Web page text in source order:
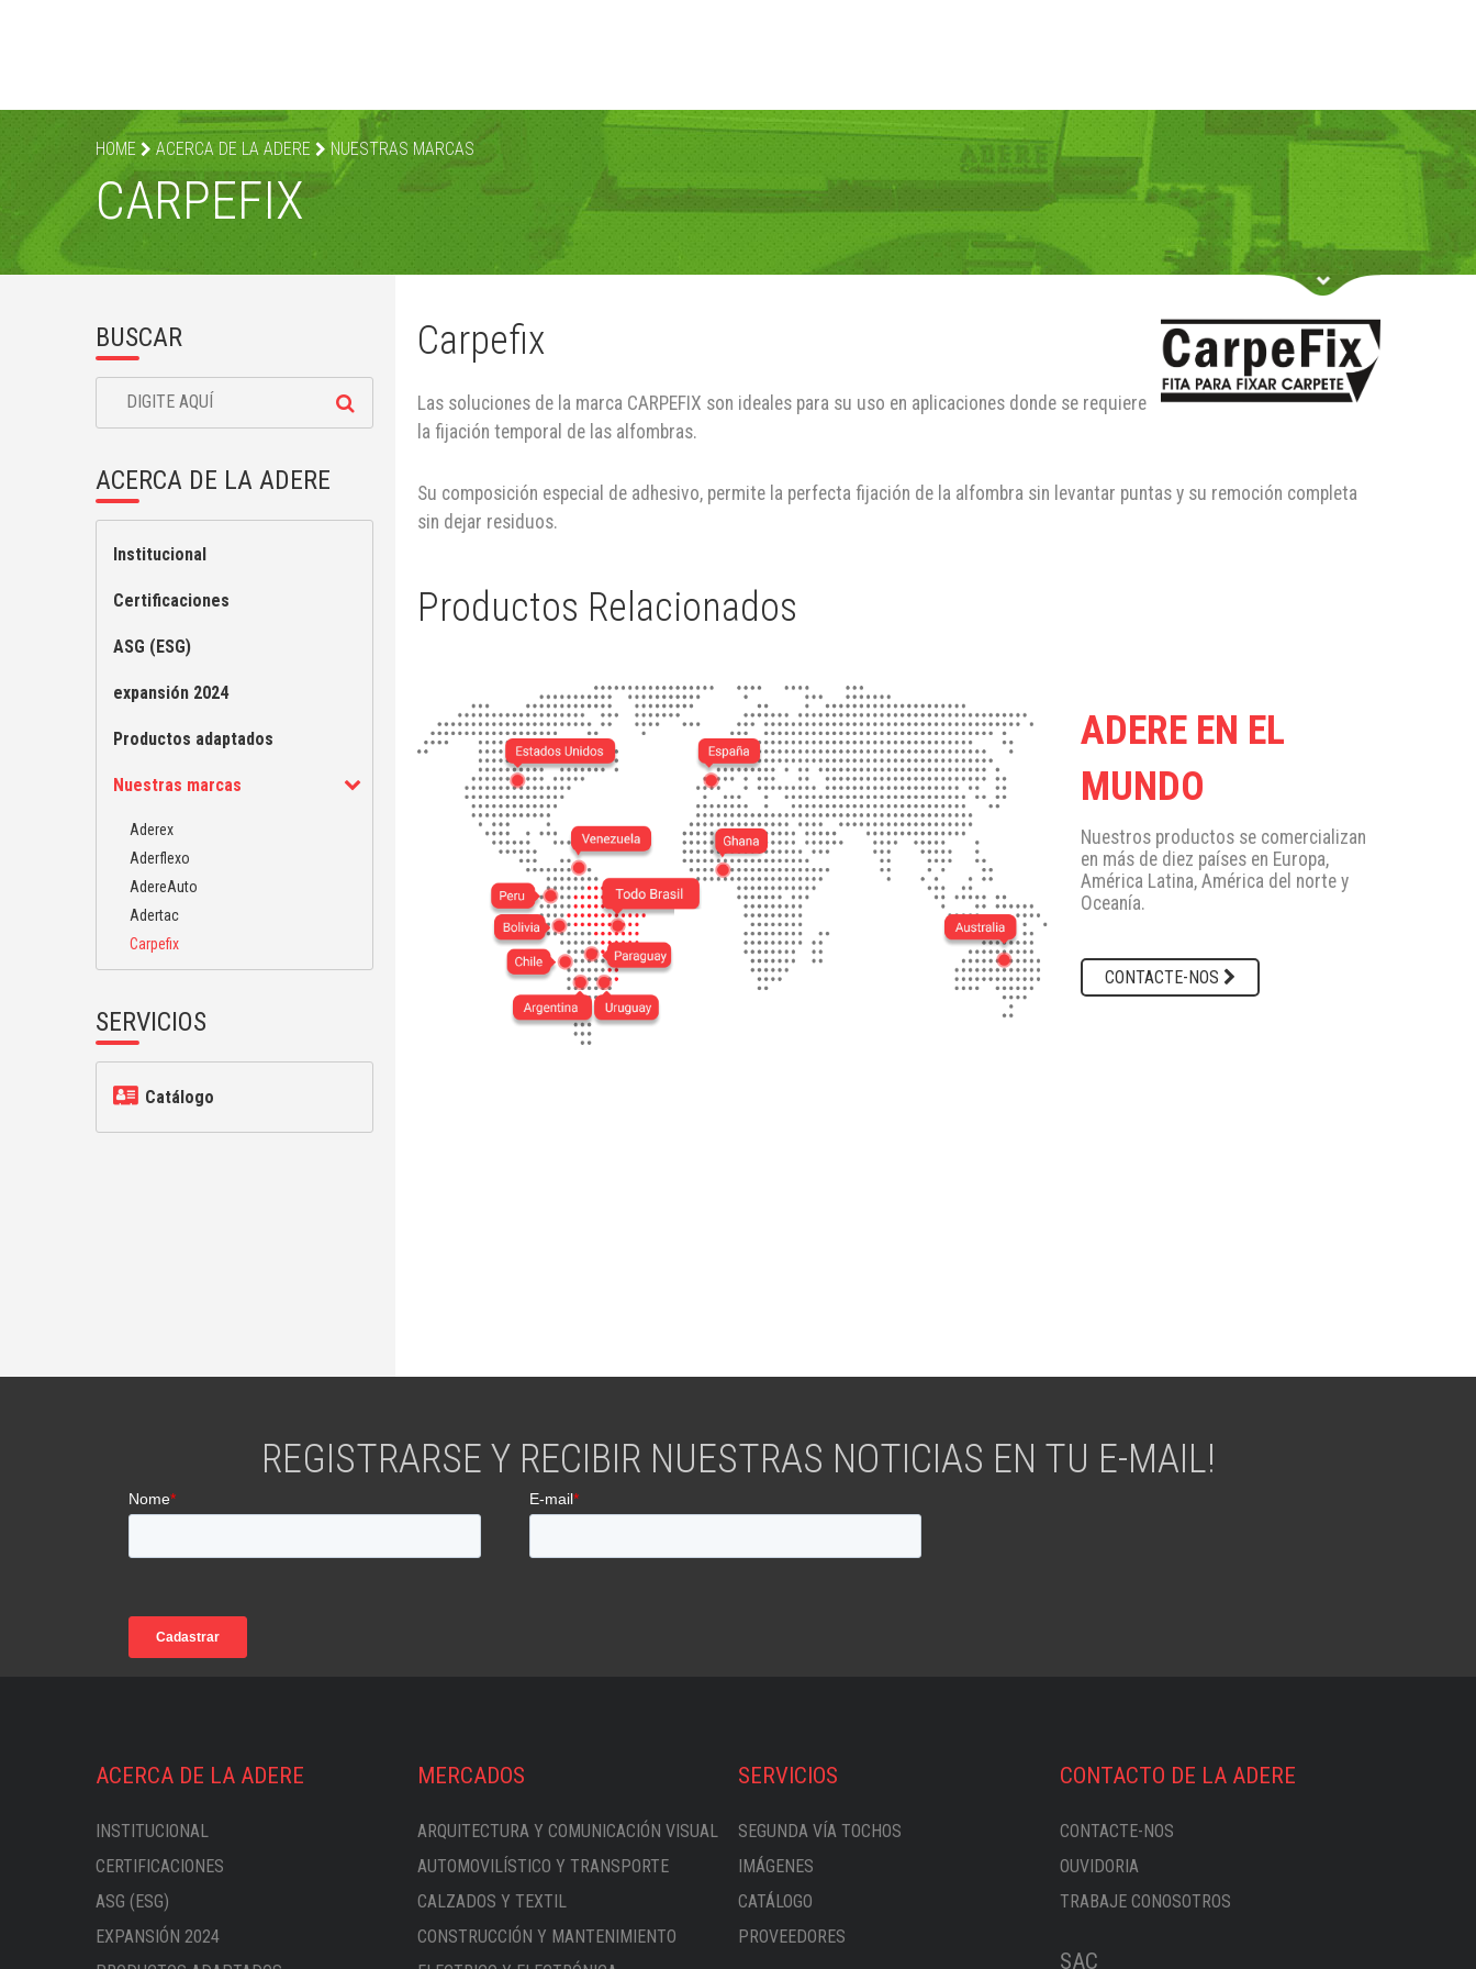
HOME ACERCA DE LA ADERE NUESTRAS MARCAS
CARPEFIX
BUSCAR
ACERCA DE LA ADERE
Institucional
Certificaciones
ASG (ESG)
expansión 2024
Productos adaptados
Nuestras marcas
Aderex
Aderflexo
AdereAuto
Adertac
Carpefix
SERVICIOS
Catálogo
Carpefix
Las soluciones de la marca CARPEFIX son ideales para su uso en aplicaciones donde se requiere
la fijación temporal de las alfombras.
Su composición especial de adhesivo, permite la perfecta fijación de la alfombra sin levantar puntas y su remoción completa
sin dejar residuos.
Productos Relacionados
ADERE EN EL
MUNDO
Nuestros productos se comercializan
en más de diez países en Europa,
América Latina, América del norte y
Oceanía.
CONTACTE-NOS
REGISTRARSE Y RECIBIR NUESTRAS NOTICIAS EN TU E-MAIL!
ACERCA DE LA ADERE
INSTITUCIONAL
CERTIFICACIONES
ASG (ESG)
EXPANSIÓN 2024
MERCADOS
ARQUITECTURA Y COMUNICACIÓN VISUAL
AUTOMOVILÍSTICO Y TRANSPORTE
CALZADOS Y TEXTIL
CONSTRUCCIÓN Y MANTENIMIENTO
SERVICIOS
SEGUNDA VÍA TOCHOS
IMÁGENES
CATÁLOGO
PROVEEDORES
CONTACTO DE LA ADERE
CONTACTE-NOS
OUVIDORIA
TRABAJE CONOSOTROS
SAC